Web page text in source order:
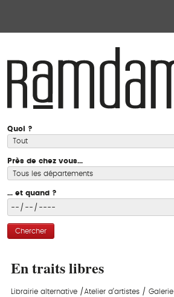
Quoi ?
Près de chez vous...
... et quand ?
Chercher
En traits libres
Librairie alternative /Atelier d’artistes / Galerie